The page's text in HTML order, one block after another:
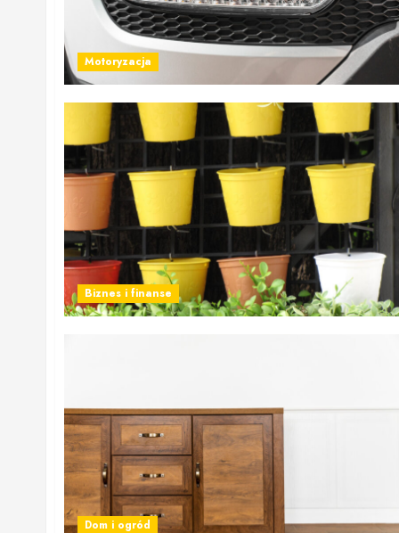
Motoryzacja
Biznes i finanse
Dom i ogród